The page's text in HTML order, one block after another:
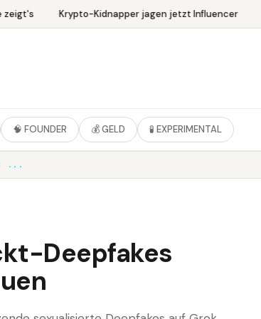
Krypto-Kidnapper jagen jetzt Influencer
🧠 FOUNDER 💰 GELD 🧪 EXPERIMENTAL
...
Deepfakes